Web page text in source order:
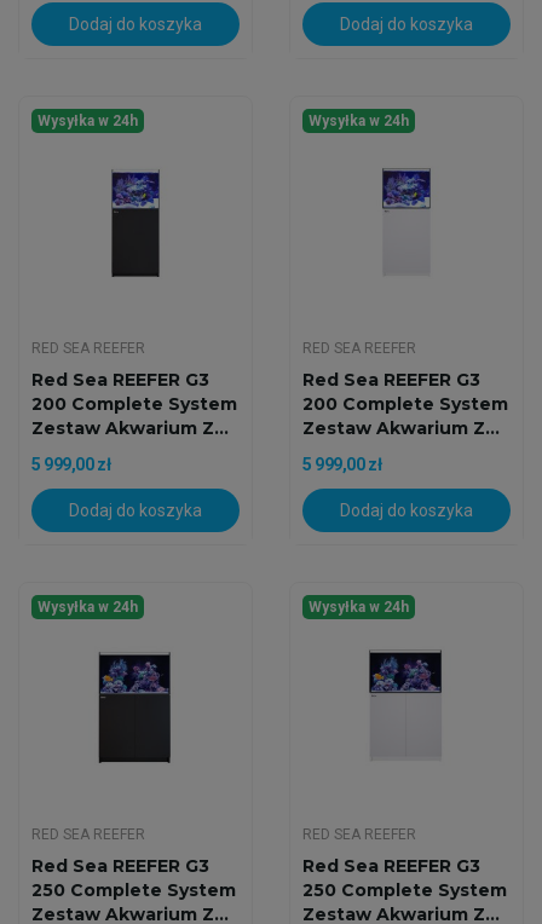
Dodaj do koszyka Dodaj do koszyka
Wysyłka w 24h
RED SEA REEFER
Red Sea REEFER G3
200 Complete System
Zestaw Akwarium Z...
5 999,00 zł
Dodaj do koszyka
Wysyłka w 24h
RED SEA REEFER
Red Sea REEFER G3
200 Complete System
Zestaw Akwarium Z...
5 999,00 zł
Dodaj do koszyka
Wysyłka w 24h
RED SEA REEFER
Red Sea REEFER G3
250 Complete System
Zestaw Akwarium Z...
Wysyłka w 24h
RED SEA REEFER
Red Sea REEFER G3
250 Complete System
Zestaw Akwarium Z...